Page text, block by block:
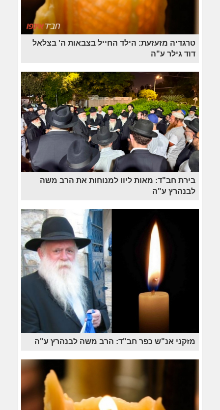
טרגדיה מזעזעת: הילד החייל בצבאות ה' בצלאל
דוד גילר ע"ה
בירת חב"ד: מאות ליוו למנוחות את הרב משה
לבנהרץ ע"ה
מזקני אנ"ש כפר חב"ד: הרב משה לבנהרץ ע"ה